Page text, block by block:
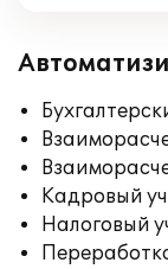
Кадровый
Налоговый